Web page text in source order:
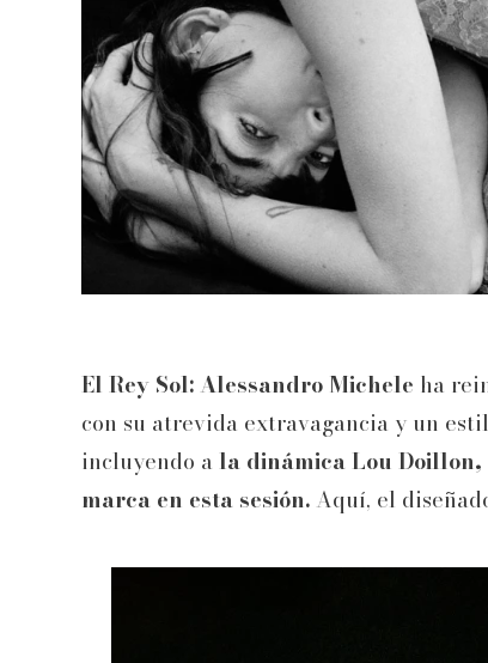
El Rey Sol: Alessandro Michele ha
con su atrevida extravagancia y un
incluyendo a la dinámica Lou
marca en esta sesión.Aquí, el